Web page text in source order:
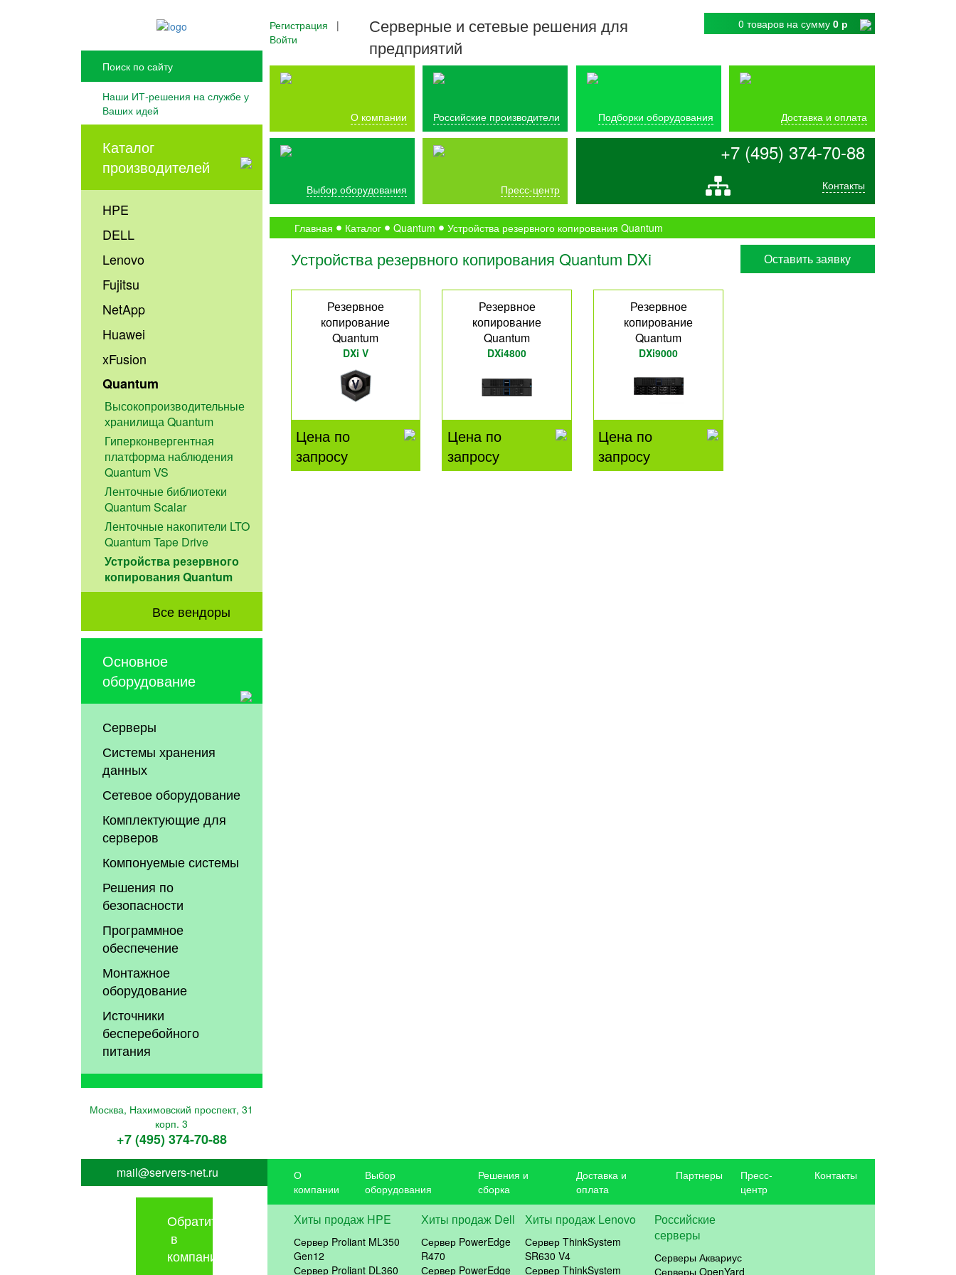
Наши ИТ-решения на службе у
Ваших идей
Каталог
производителей
HPE
DELL
Lenovo
Fujitsu
NetApp
Huawei
xFusion
Quantum
Высокопроизводительные
хранилища Quantum
Гиперконвергентная
платформа наблюдения
Quantum VS
Ленточные библиотеки
Quantum Scalar
Ленточные накопители LTO
Quantum Tape Drive
Устройства резервного
копирования Quantum
Все вендоры
Основное
оборудование
Серверы
Системы хранения
данных
Сетевое оборудование
Комплектующие для
серверов
Компонуемые системы
Решения по
безопасности
Программное
обеспечение
Монтажное
оборудование
Источники
бесперебойного
питания
Москва, Нахимовский проспект, 31
корп. 3
+7 (495) 374-70-88
Регистрация |
Войти
Серверные и сетевые решения для
предприятий
0 товаров на сумму 0 р
О компании Российские производители Подборки оборудования Доставка и оплата
Выбор оборудования Пресс-центр
+7 (495) 374-70-88
Контакты
Главная Каталог Quantum Устройства резервного копирования Quantum
Устройства резервного копирования Quantum DXi Оставить заявку
Резервное
копирование
Quantum
DXi V
Цена по
запросу
Резервное
копирование
Quantum
DXi4800
Цена по
запросу
Резервное
копирование
Quantum
DXi9000
Цена по
запросу
mail@servers-net.ru
Обратиться
в
компанию
О
компании
Выбор
оборудования
Решения и
сборка
Доставка и
оплата
Партнеры
Пресс-
центр
Контакты
Хиты продаж HPE
Сервер Proliant ML350
Gen12
Сервер Proliant DL360
Хиты продаж Dell
Сервер PowerEdge
R470
Сервер PowerEdge
Хиты продаж Lenovo
Сервер ThinkSystem
SR630 V4
Сервер ThinkSystem
Российские
серверы
Серверы Аквариус
Серверы OpenYard